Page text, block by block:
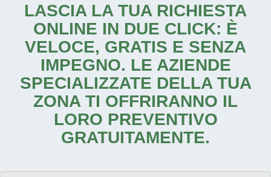
LASCIA LA TUA RICHIESTA
ONLINE IN DUE CLICK: È
VELOCE, GRATIS E SENZA
IMPEGNO. LE AZIENDE
SPECIALIZZATE DELLA TUA
ZONA TI OFFRIRANNO IL
LORO PREVENTIVO
GRATUITAMENTE.